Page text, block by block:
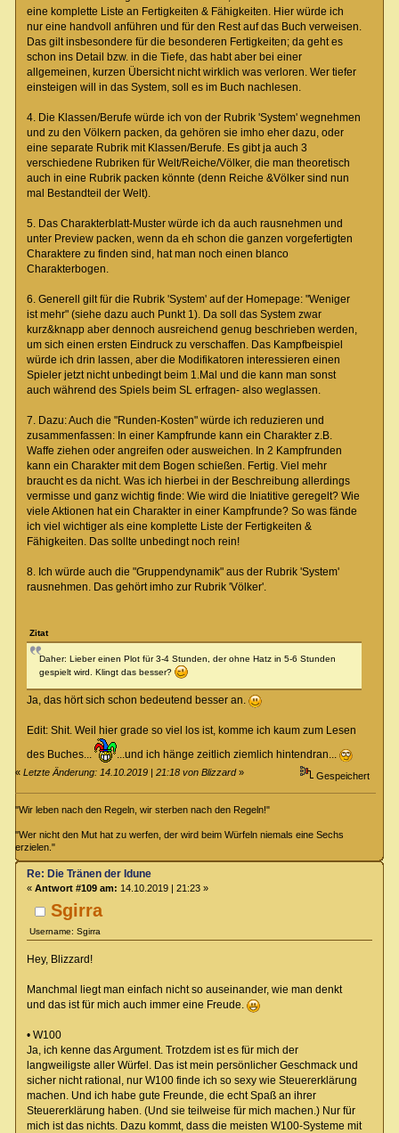
eine komplette Liste an Fertigkeiten & Fähigkeiten. Hier würde ich
nur eine handvoll anführen und für den Rest auf das Buch verweisen.
Das gilt insbesondere für die besonderen Fertigkeiten; da geht es
schon ins Detail bzw. in die Tiefe, das habt aber bei einer
allgemeinen, kurzen Übersicht nicht wirklich was verloren. Wer tiefer
einsteigen will in das System, soll es im Buch nachlesen.
4. Die Klassen/Berufe würde ich von der Rubrik 'System' wegnehmen
und zu den Völkern packen, da gehören sie imho eher dazu, oder
eine separate Rubrik mit Klassen/Berufe. Es gibt ja auch 3
verschiedene Rubriken für Welt/Reiche/Völker, die man theoretisch
auch in eine Rubrik packen könnte (denn Reiche &Völker sind nun
mal Bestandteil der Welt).
5. Das Charakterblatt-Muster würde ich da auch rausnehmen und
unter Preview packen, wenn da eh schon die ganzen vorgefertigten
Charaktere zu finden sind, hat man noch einen blanco
Charakterbogen.
6. Generell gilt für die Rubrik 'System' auf der Homepage: "Weniger
ist mehr" (siehe dazu auch Punkt 1). Da soll das System zwar
kurz&knapp aber dennoch ausreichend genug beschrieben werden,
um sich einen ersten Eindruck zu verschaffen. Das Kampfbeispiel
würde ich drin lassen, aber die Modifikatoren interessieren einen
Spieler jetzt nicht unbedingt beim 1.Mal und die kann man sonst
auch während des Spiels beim SL erfragen- also weglassen.
7. Dazu: Auch die "Runden-Kosten" würde ich reduzieren und
zusammenfassen: In einer Kampfrunde kann ein Charakter z.B.
Waffe ziehen oder angreifen oder ausweichen. In 2 Kampfrunden
kann ein Charakter mit dem Bogen schießen. Fertig. Viel mehr
braucht es da nicht. Was ich hierbei in der Beschreibung allerdings
vermisse und ganz wichtig finde: Wie wird die Iniatitive geregelt? Wie
viele Aktionen hat ein Charakter in einer Kampfrunde? So was fände
ich viel wichtiger als eine komplette Liste der Fertigkeiten &
Fähigkeiten. Das sollte unbedingt noch rein!
8. Ich würde auch die "Gruppendynamik" aus der Rubrik 'System'
rausnehmen. Das gehört imho zur Rubrik 'Völker'.
Zitat
Daher: Lieber einen Plot für 3-4 Stunden, der ohne Hatz in 5-6 Stunden
gespielt wird. Klingt das besser?
Ja, das hört sich schon bedeutend besser an.
Edit: Shit. Weil hier grade so viel los ist, komme ich kaum zum Lesen
des Buches...
...und ich hänge zeitlich ziemlich hintendran...
«Letzte Änderung: 14.10.2019 | 21:18 von Blizzard» Gespeichert
"Wir leben nach den Regeln, wir sterben nach den Regeln!"
"Wer nicht den Mut hat zu werfen, der wird beim Würfeln niemals eine Sechs
erzielen."
Sgirra
Username: Sgirra
Re: Die Tränen der Idune
« Antwort #109 am: 14.10.2019 | 21:23 »
Hey, Blizzard!
Manchmal liegt man einfach nicht so auseinander, wie man denkt
und das ist für mich auch immer eine Freude.
• W100
Ja, ich kenne das Argument. Trotzdem ist es für mich der
langweiligste aller Würfel. Das ist mein persönlicher Geschmack und
sicher nicht rational, nur W100 finde ich so sexy wie Steuererklärung
machen. Und ich habe gute Freunde, die echt Spaß an ihrer
Steuererklärung haben. (Und sie teilweise für mich machen.) Nur für
mich ist das nichts. Dazu kommt, dass die meisten W100-Systeme mit